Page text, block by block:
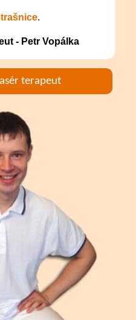
.
- Petr Vopálka
terapeut